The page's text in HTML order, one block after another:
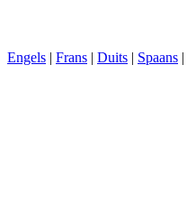
Engels | Frans | Duits | Spaans |